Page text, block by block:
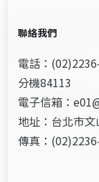
聯絡我們
電話：
分機84113
電子信箱：
地址：台北市
傳真：